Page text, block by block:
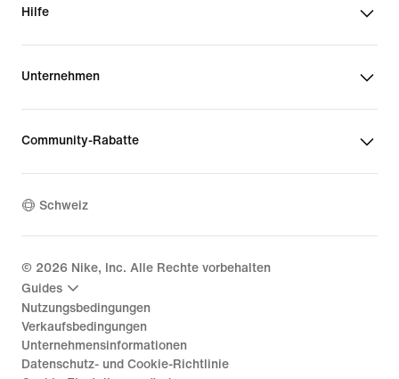
Hilfe
Unternehmen
Community-Rabatte
Schweiz
© 2026 Nike, Inc. Alle Rechte vorbehalten
Guides
Nutzungsbedingungen
Verkaufsbedingungen
Unternehmensinformationen
Datenschutz- und Cookie-Richtlinie